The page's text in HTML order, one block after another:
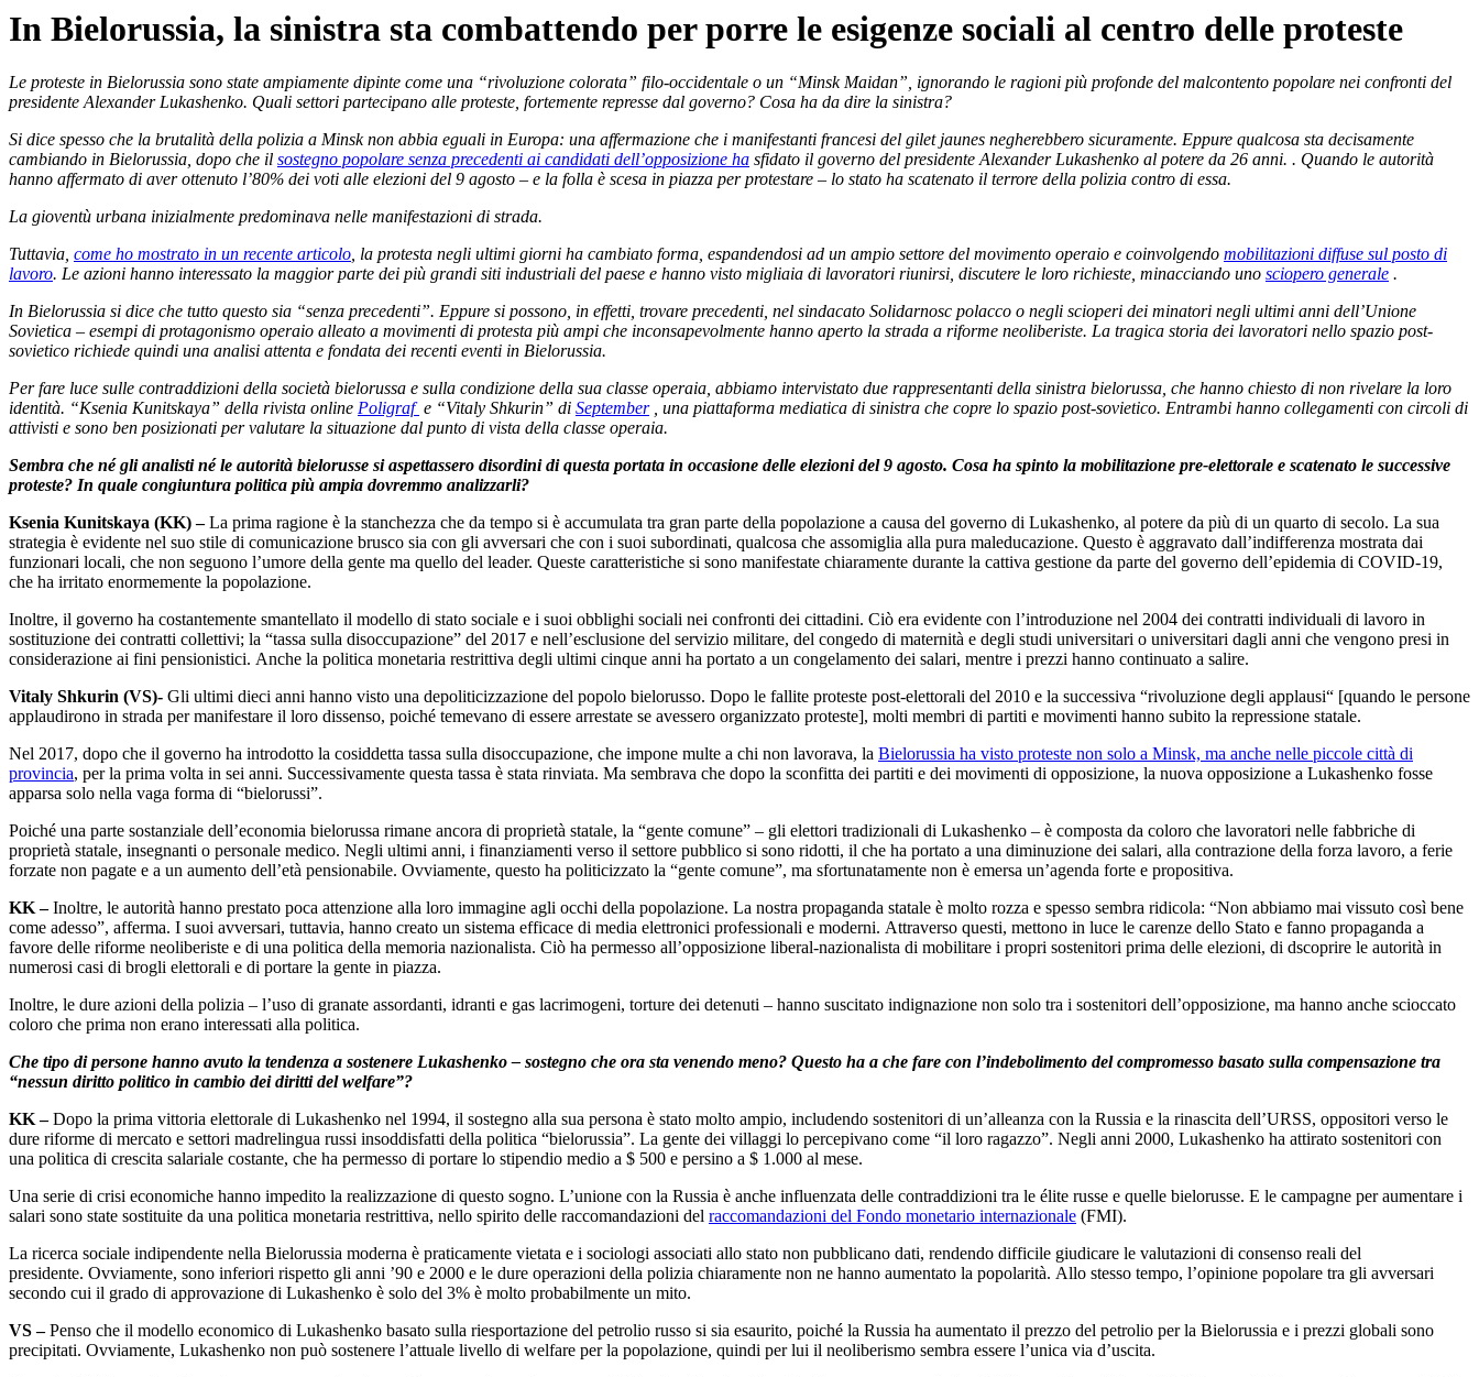
In Bielorussia, la sinistra sta combattendo per porre le esigenze sociali al centro delle proteste
Le proteste in Bielorussia sono state ampiamente dipinte come una “rivoluzione colorata” filo-occidentale o un “Minsk Maidan”, ignorando le ragioni più profonde del malcontento popolare nei confronti del
presidente Alexander Lukashenko. Quali settori partecipano alle proteste, fortemente represse dal governo? Cosa ha da dire la sinistra?
Si dice spesso che la brutalità della polizia a Minsk non abbia eguali in Europa: una affermazione che i manifestanti francesi del gilet jaunes negherebbero sicuramente. Eppure qualcosa sta decisamente
cambiando in Bielorussia, dopo che il sostegno popolare senza precedenti ai candidati dell’opposizione ha sfidato il governo del presidente Alexander Lukashenko al potere da 26 anni. . Quando le autorità
hanno affermato di aver ottenuto l’80% dei voti alle elezioni del 9 agosto – e la folla è scesa in piazza per protestare – lo stato ha scatenato il terrore della polizia contro di essa.
La gioventù urbana inizialmente predominava nelle manifestazioni di strada.
Tuttavia, come ho mostrato in un recente articolo, la protesta negli ultimi giorni ha cambiato forma, espandendosi ad un ampio settore del movimento operaio e coinvolgendo mobilitazioni diffuse sul posto di
lavoro. Le azioni hanno interessato la maggior parte dei più grandi siti industriali del paese e hanno visto migliaia di lavoratori riunirsi, discutere le loro richieste, minacciando uno sciopero generale .
In Bielorussia si dice che tutto questo sia “senza precedenti”. Eppure si possono, in effetti, trovare precedenti, nel sindacato Solidarnosc polacco o negli scioperi dei minatori negli ultimi anni dell’Unione
Sovietica – esempi di protagonismo operaio alleato a movimenti di protesta più ampi che inconsapevolmente hanno aperto la strada a riforme neoliberiste. La tragica storia dei lavoratori nello spazio post-
sovietico richiede quindi una analisi attenta e fondata dei recenti eventi in Bielorussia.
Per fare luce sulle contraddizioni della società bielorussa e sulla condizione della sua classe operaia, abbiamo intervistato due rappresentanti della sinistra bielorussa, che hanno chiesto di non rivelare la loro
identità. “Ksenia Kunitskaya” della rivista online Poligraf e “Vitaly Shkurin” di September, una piattaforma mediatica di sinistra che copre lo spazio post-sovietico. Entrambi hanno collegamenti con circoli di
attivisti e sono ben posizionati per valutare la situazione dal punto di vista della classe operaia.
Sembra che né gli analisti né le autorità bielorusse si aspettassero disordini di questa portata in occasione delle elezioni del 9 agosto. Cosa ha spinto la mobilitazione pre-elettorale e scatenato le successive
proteste? In quale congiuntura politica più ampia dovremmo analizzarli?
Ksenia Kunitskaya (KK) –La prima ragione è la stanchezza che da tempo si è accumulata tra gran parte della popolazione a causa del governo di Lukashenko, al potere da più di un quarto di secolo. La sua
strategia è evidente nel suo stile di comunicazione brusco sia con gli avversari che con i suoi subordinati, qualcosa che assomiglia alla pura maleducazione. Questo è aggravato dall’indifferenza mostrata dai
funzionari locali, che non seguono l’umore della gente ma quello del leader. Queste caratteristiche si sono manifestate chiaramente durante la cattiva gestione da parte del governo dell’epidemia di COVID-19,
che ha irritato enormemente la popolazione.
Inoltre, il governo ha costantemente smantellato il modello di stato sociale e i suoi obblighi sociali nei confronti dei cittadini. Ciò era evidente con l’introduzione nel 2004 dei contratti individuali di lavoro in
sostituzione dei contratti collettivi; la “tassa sulla disoccupazione” del 2017 e nell’esclusione del servizio militare, del congedo di maternità e degli studi universitari o universitari dagli anni che vengono presi in
considerazione ai fini pensionistici. Anche la politica monetaria restrittiva degli ultimi cinque anni ha portato a un congelamento dei salari, mentre i prezzi hanno continuato a salire.
Vitaly Shkurin (VS)- Gli ultimi dieci anni hanno visto una depoliticizzazione del popolo bielorusso. Dopo le fallite proteste post-elettorali del 2010 e la successiva “rivoluzione degli applausi“ [quando le persone
applaudirono in strada per manifestare il loro dissenso, poiché temevano di essere arrestate se avessero organizzato proteste], molti membri di partiti e movimenti hanno subito la repressione statale.
Nel 2017, dopo che il governo ha introdotto la cosiddetta tassa sulla disoccupazione, che impone multe a chi non lavorava, la Bielorussia ha visto proteste non solo a Minsk, ma anche nelle piccole città di
provincia, per la prima volta in sei anni. Successivamente questa tassa è stata rinviata. Ma sembrava che dopo la sconfitta dei partiti e dei movimenti di opposizione, la nuova opposizione a Lukashenko fosse
apparsa solo nella vaga forma di “bielorussi”.
Poiché una parte sostanziale dell’economia bielorussa rimane ancora di proprietà statale, la “gente comune” – gli elettori tradizionali di Lukashenko – è composta da coloro che lavoratori nelle fabbriche di
proprietà statale, insegnanti o personale medico. Negli ultimi anni, i finanziamenti verso il settore pubblico si sono ridotti, il che ha portato a una diminuzione dei salari, alla contrazione della forza lavoro, a ferie
forzate non pagate e a un aumento dell’età pensionabile. Ovviamente, questo ha politicizzato la “gente comune”, ma sfortunatamente non è emersa un’agenda forte e propositiva.
KK –Inoltre, le autorità hanno prestato poca attenzione alla loro immagine agli occhi della popolazione. La nostra propaganda statale è molto rozza e spesso sembra ridicola: “Non abbiamo mai vissuto così bene
come adesso”, afferma. I suoi avversari, tuttavia, hanno creato un sistema efficace di media elettronici professionali e moderni. Attraverso questi, mettono in luce le carenze dello Stato e fanno propaganda a
favore delle riforme neoliberiste e di una politica della memoria nazionalista. Ciò ha permesso all’opposizione liberal-nazionalista di mobilitare i propri sostenitori prima delle elezioni, di dscoprire le autorità in
numerosi casi di brogli elettorali e di portare la gente in piazza.
Inoltre, le dure azioni della polizia – l’uso di granate assordanti, idranti e gas lacrimogeni, torture dei detenuti – hanno suscitato indignazione non solo tra i sostenitori dell’opposizione, ma hanno anche scioccato
coloro che prima non erano interessati alla politica.
Che tipo di persone hanno avuto la tendenza a sostenere Lukashenko – sostegno che ora sta venendo meno? Questo ha a che fare con l’indebolimento del compromesso basato sulla compensazione tra
“nessun diritto politico in cambio dei diritti del welfare”?
KK –Dopo la prima vittoria elettorale di Lukashenko nel 1994, il sostegno alla sua persona è stato molto ampio, includendo sostenitori di un’alleanza con la Russia e la rinascita dell’URSS, oppositori verso le
dure riforme di mercato e settori madrelingua russi insoddisfatti della politica “bielorussia”. La gente dei villaggi lo percepivano come “il loro ragazzo”. Negli anni 2000, Lukashenko ha attirato sostenitori con
una politica di crescita salariale costante, che ha permesso di portare lo stipendio medio a $ 500 e persino a $ 1.000 al mese.
Una serie di crisi economiche hanno impedito la realizzazione di questo sogno. L’unione con la Russia è anche influenzata delle contraddizioni tra le élite russe e quelle bielorusse. E le campagne per aumentare i
salari sono state sostituite da una politica monetaria restrittiva, nello spirito delle raccomandazioni del raccomandazioni del Fondo monetario internazionale (FMI).
La ricerca sociale indipendente nella Bielorussia moderna è praticamente vietata e i sociologi associati allo stato non pubblicano dati, rendendo difficile giudicare le valutazioni di consenso reali del
presidente. Ovviamente, sono inferiori rispetto gli anni ’90 e 2000 e le dure operazioni della polizia chiaramente non ne hanno aumentato la popolarità. Allo stesso tempo, l’opinione popolare tra gli avversari
secondo cui il grado di approvazione di Lukashenko è solo del 3% è molto probabilmente un mito.
VS –Penso che il modello economico di Lukashenko basato sulla riesportazione del petrolio russo si sia esaurito, poiché la Russia ha aumentato il prezzo del petrolio per la Bielorussia e i prezzi globali sono
precipitati. Ovviamente, Lukashenko non può sostenere l’attuale livello di welfare per la popolazione, quindi per lui il neoliberismo sembra essere l’unica via d’uscita.